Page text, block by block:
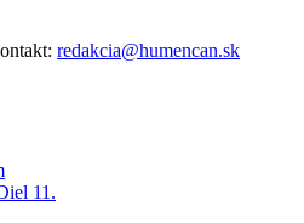
redakcia@humencan.sk
11.